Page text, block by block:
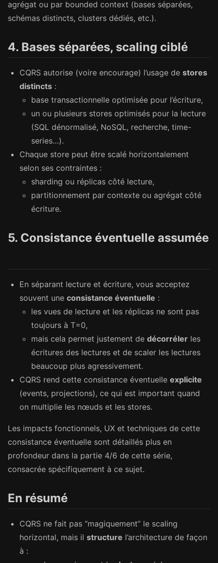
agrégat ou par bounded context (bases séparées,
schémas distincts, clusters dédiés, etc.).
4. Bases séparées, scaling ciblé
CQRS autorise (voire encourage) l’usage de stores
distincts :
base transactionnelle optimisée pour l’écriture,
un ou plusieurs stores optimisés pour la lecture
(SQL dénormalisé, NoSQL, recherche, time-
series…).
Chaque store peut être scalé horizontalement
selon ses contraintes :
sharding ou réplicas côté lecture,
partitionnement par contexte ou agrégat côté
écriture.
5. Consistance éventuelle assumée
En séparant lecture et écriture, vous acceptez
souvent une consistance éventuelle :
les vues de lecture et les réplicas ne sont pas
toujours à T=0,
mais cela permet justement de décorréler les
écritures des lectures et de scaler les lectures
beaucoup plus agressivement.
CQRS rend cette consistance éventuelle explicite
(events, projections), ce qui est important quand
on multiplie les nœuds et les stores.
Les impacts fonctionnels, UX et techniques de cette
consistance éventuelle sont détaillés plus en
profondeur dans la partie 4/6 de cette série,
consacrée spécifiquement à ce sujet.
En résumé
CQRS ne fait pas “magiquement” le scaling
horizontal, mais il structure l’architecture de façon
à :